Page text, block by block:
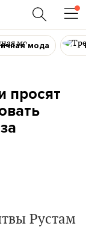
мода
просят
Рустам